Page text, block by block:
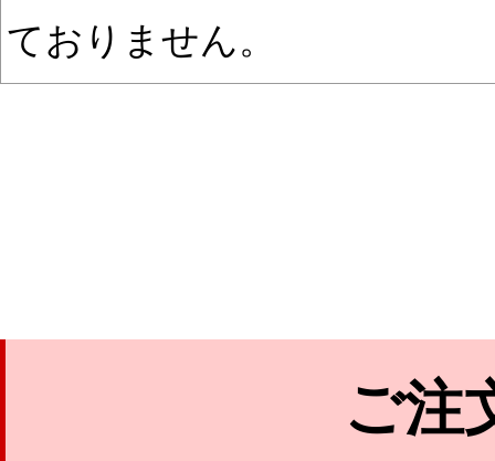
ておりません。
ご注